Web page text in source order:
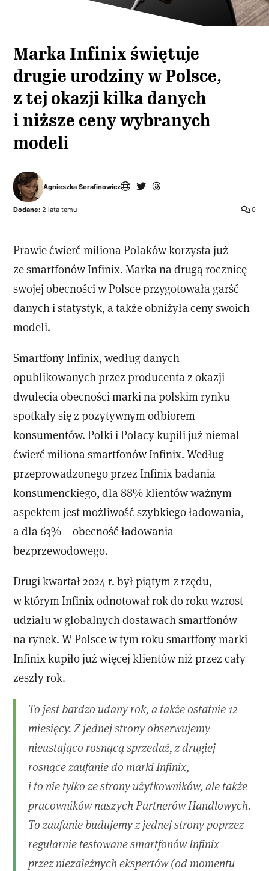
Marka Infinix świętuje
drugie urodziny w Polsce,
z tej okazji kilka danych
i niższe ceny wybranych
modeli
Agnieszka Serafinowicz
0
Dodane: 2 lata temu
Prawie ćwierć miliona Polaków korzysta już
ze smartfonów Infinix. Marka na drugą rocznicę
swojej obecności w Polsce przygotowała garść
danych i statystyk, a także obniżyła ceny swoich
modeli.
Smartfony Infinix, według danych
opublikowanych przez producenta z okazji
dwulecia obecności marki na polskim rynku
spotkały się z pozytywnym odbiorem
konsumentów. Polki i Polacy kupili już niemal
ćwierć miliona smartfonów Infinix. Według
przeprowadzonego przez Infinix badania
konsumenckiego, dla 88% klientów ważnym
aspektem jest możliwość szybkiego ładowania,
a dla 63% – obecność ładowania
bezprzewodowego.
Drugi kwartał 2024 r. był piątym z rzędu,
w którym Infinix odnotował rok do roku wzrost
udziału w globalnych dostawach smartfonów
na rynek. W Polsce w tym roku smartfony marki
Infinix kupiło już więcej klientów niż przez cały
zeszły rok.
To jest bardzo udany rok, a także ostatnie 12
miesięcy. Z jednej strony obserwujemy
nieustająco rosnącą sprzedaż, z drugiej
rosnące zaufanie do marki Infinix,
i to nie tylko ze strony użytkowników, ale także
pracowników naszych Partnerów Handlowych.
To zaufanie budujemy z jednej strony poprzez
regularnie testowane smartfonów Infinix
przez niezależnych ekspertów (od momentu